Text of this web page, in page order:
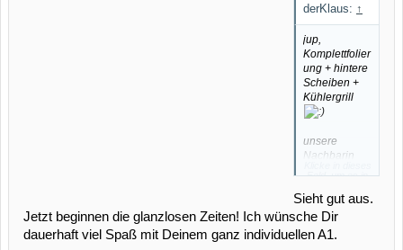
derKlaus: ↑
jup,
Komplettfolier
ung + hintere
Scheiben +
Kühlergrill
unsere
Nachbarin
sondern
stumpf
durch den
Feld, um es in
Größe
anzuzeigen.
Sieht gut aus.
Jetzt beginnen die glanzlosen Zeiten! Ich wünsche Dir
dauerhaft viel Spaß mit Deinem ganz individuellen A1.